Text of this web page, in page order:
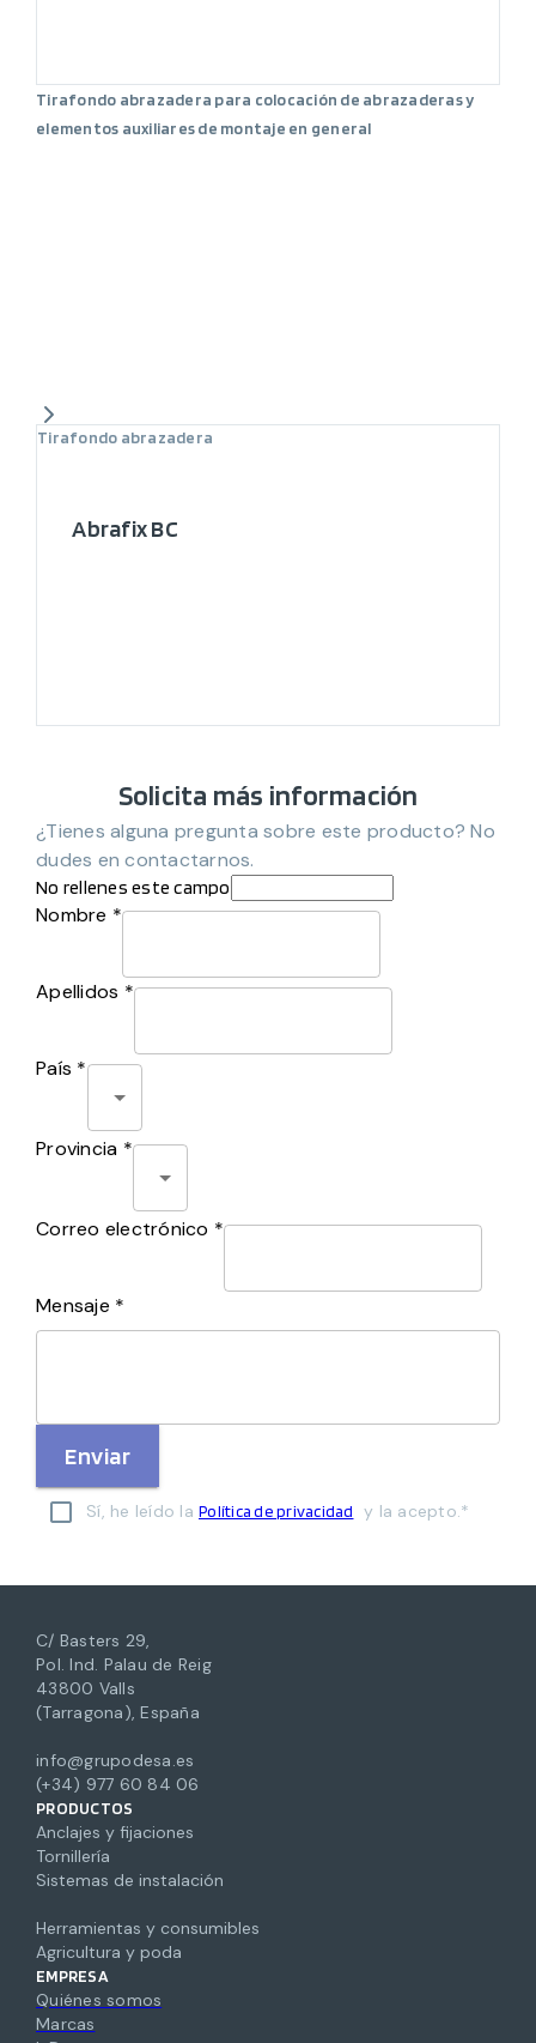
Tirafondo abrazadera para colocación de abrazaderas y
elementos auxiliares de montaje en general
Tirafondo abrazadera
Abrafix BC
Solicita más información
¿Tienes alguna pregunta sobre este producto? No
dudes en contactarnos.
No rellenes este campo
Nombre *
Apellidos *
País *
Provincia *
Correo electrónico *
Mensaje *
Enviar
Sí, he leído la Política de privacidad y la acepto.*
C/ Basters 29,
Pol. Ind. Palau de Reig
43800 Valls
(Tarragona), España
info@grupodesa.es
(+34) 977 60 84 06
PRODUCTOS
Anclajes y fijaciones
Tornillería
Sistemas de instalación
Herramientas y consumibles
Agricultura y poda
EMPRESA
Quiénes somos
Marcas